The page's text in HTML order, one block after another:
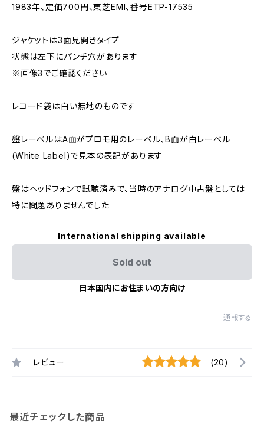
1983年、定価700円、東芝EMI、番号ETP-17535
ジャケットは3面見開きタイプ
状態は左下にパンチ穴があります
※画像3でご確認ください
レコード袋は白い無地のものです
盤レーベルはA面がプロモ用のレーベル、B面が白レーベル
(White Label)で見本の表記があります
盤はヘッドフォンで試聴済みで、当時のアナログ中古盤としては
特に問題ありませんでした
International shipping available
Sold out
日本国内にお住まいの方向け
通報する
レビュー (20)
最近チェックした商品